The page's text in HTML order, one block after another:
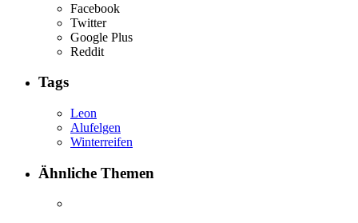
Facebook
Twitter
Google Plus
Reddit
Tags
Leon
Alufelgen
Winterreifen
Ähnliche Themen